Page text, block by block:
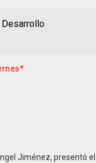
Desarrollo
Jiménez, presentó el